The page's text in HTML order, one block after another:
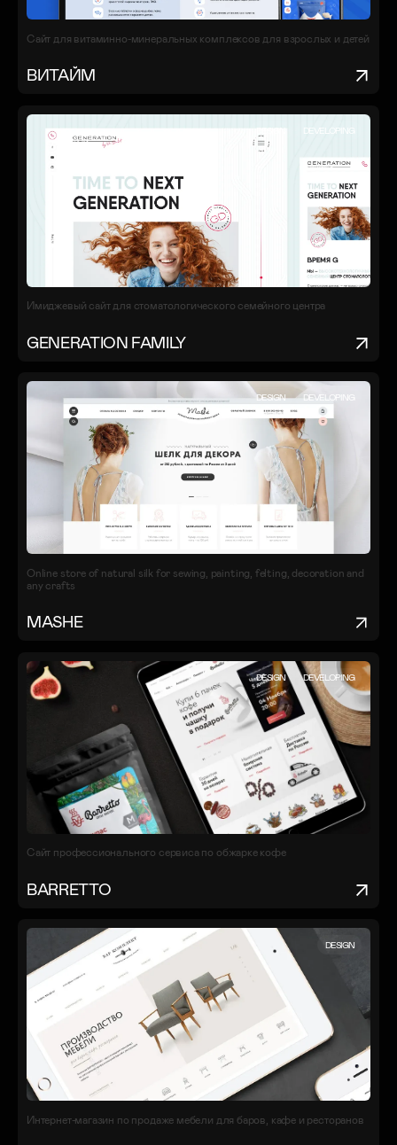
Сайт для витаминно-минеральных комплексов для взрослых и детей
ВИТАЙМ
DESIGN DEVELOPING
Имиджевый сайт для стоматологического семейного центра
GENERATION FAMILY
DESIGN DEVELOPING
Online store of natural silk for sewing, painting, felting, decoration and
any crafts
MASHE
DESIGN DEVELOPING
Сайт профессионального сервиса по обжарке кофе
BARRETTO
DESIGN
Интернет-магазин по продаже мебели для баров, кафе и ресторанов